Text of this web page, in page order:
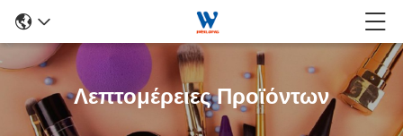
Λεπτομέρειες Προϊόντων